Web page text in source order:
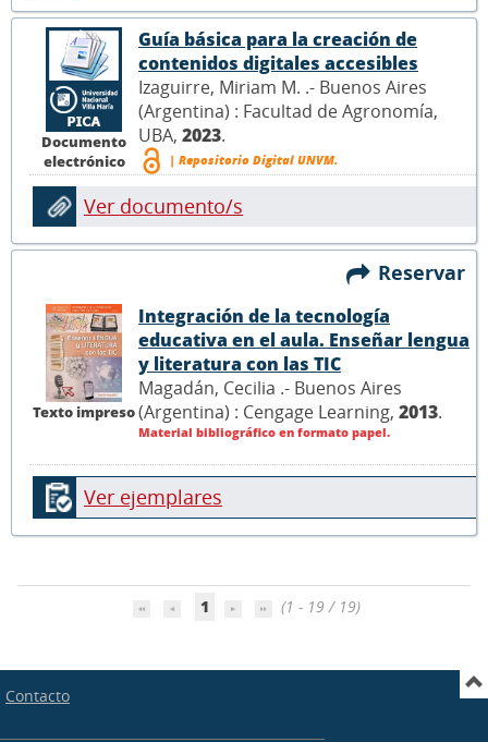
Documento
electrónico
Guía básica para la creación de
contenidos digitales accesibles
Izaguirre, Miriam M. .- Buenos Aires
(Argentina) : Facultad de Agronomía,
UBA, 2023.
| Repositorio Digital UNVM.
Ver documento/s
Reservar
Texto impreso
Integración de la tecnología
educativa en el aula. Enseñar lengua
y literatura con las TIC
Magadán, Cecilia .- Buenos Aires
(Argentina) : Cengage Learning, 2013.
Material bibliográfico en formato papel.
Ver ejemplares
1 (1 - 19 / 19)
Contacto